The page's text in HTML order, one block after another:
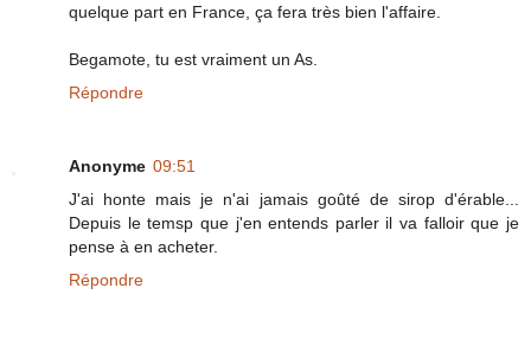
quelque part en France, ça fera très bien l'affaire.
Begamote, tu est vraiment un As.
Répondre
Anonyme 09:51
J'ai honte mais je n'ai jamais goûté de sirop d'érable...
Depuis le temsp que j'en entends parler il va falloir que je
pense à en acheter.
Répondre